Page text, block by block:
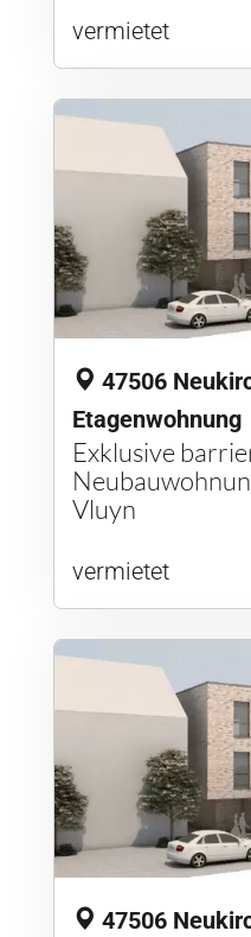
vermietet
47506
Etagenwohnung
Exklusive
Vluyn
vermietet
47506